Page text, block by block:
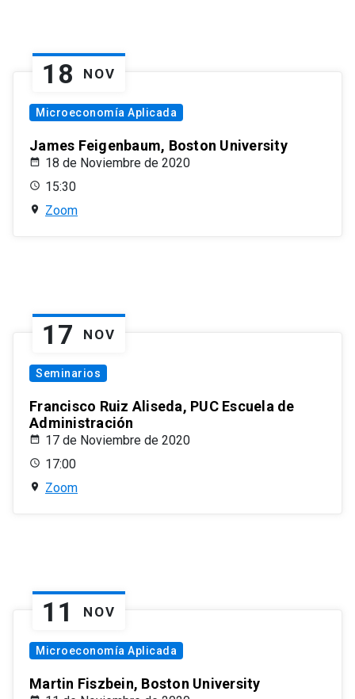
18 NOV
Microeconomía Aplicada
James Feigenbaum, Boston University
18 de Noviembre de 2020
15:30
Zoom
17 NOV
Seminarios
Francisco Ruiz Aliseda, PUC Escuela de
Administración
17 de Noviembre de 2020
17:00
Zoom
11 NOV
Microeconomía Aplicada
Martin Fiszbein, Boston University